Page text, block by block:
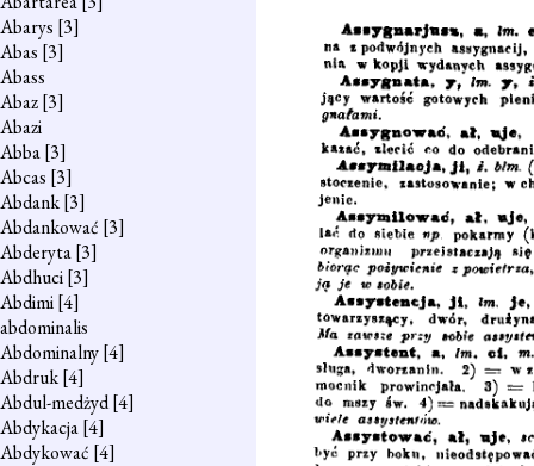
Abarys [3]
Abas [3]
Abass
Abaz[3]
Abazi
Abba[3]
Abcas [3]
Abdank[3]
Abdankować [3]
Abderyta[3]
Abdhuci[3]
Abdimi[4]
abdominalis
Abdominalny[4]
Abdruk[4]
Abdul-medżyd[4]
Abdykacja[4]
Abdykować [4]